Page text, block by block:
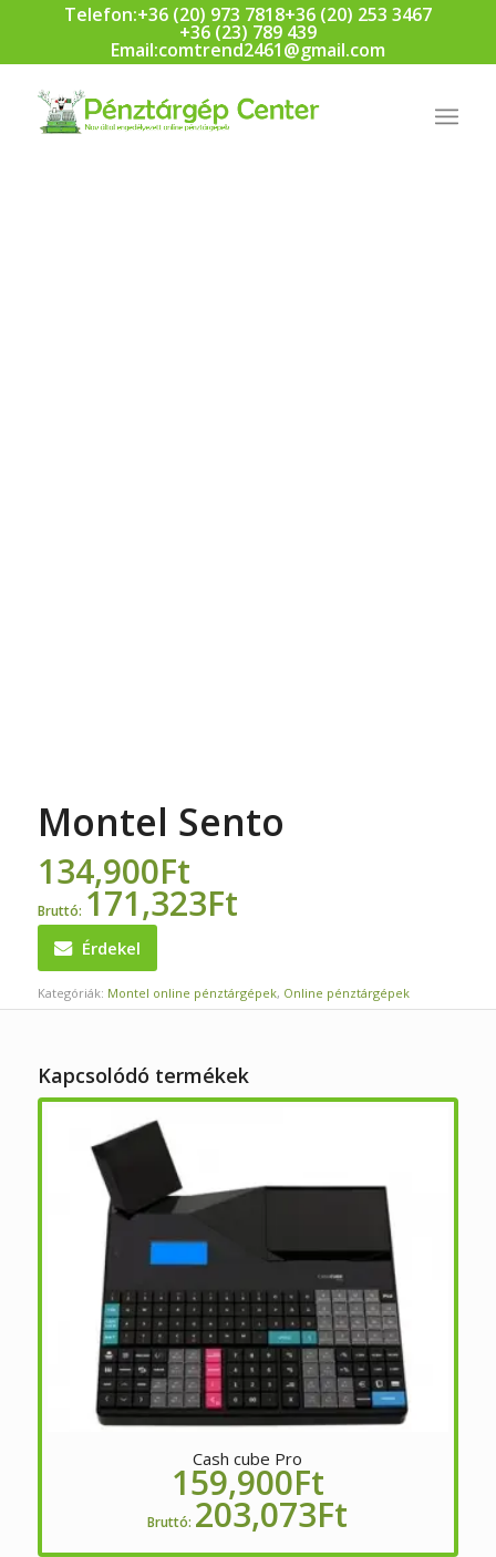
Telefon:+36 (20) 973 7818+36 (20) 253 3467
+36 (23) 789 439
Email:comtrend2461@gmail.com
Montel Sento
134,900Ft
Bruttó: 171,323Ft
Érdekel
Kategóriák: Montel online pénztárgépek, Online pénztárgépek
Kapcsolódó termékek
Cash cube Pro
159,900Ft
Bruttó: 203,073Ft